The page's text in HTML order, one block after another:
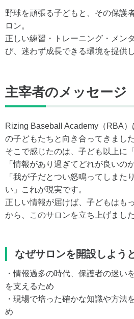
野球を頑張る子どもと、その保護
ロン。
正しい練習・トレーニング・メン
び、迷わず成長できる環境を提供し
主宰者のメッセージ
Rizing Baseball Academy（RBA）
の子どもたちと向き合ってきました
そこで感じたのは、子ども以上に
「情報があり過ぎてどれが良いの
「我が子だとつい怒鳴ってしまた
い」これが現実です。
正しい情報が届けば、子どもは
から、このサロンを立ち上げました
なぜサロンを開設しよう
・情報過多の時代、保護者の迷い
を支えるため
・現場で培った確かな知識や方法
め